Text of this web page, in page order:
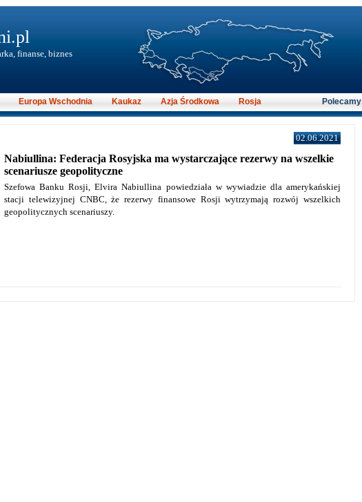
02.06.2021
Nabiullina: Federacja Rosyjska ma wystarczające rezerwy na wszelkie
scenariusze geopolityczne
Szefowa Banku Rosji, Elvira Nabiullina powiedziała w wywiadzie dla amerykańskiej
stacji telewizyjnej CNBC, że rezerwy finansowe Rosji wytrzymają rozwój wszelkich
geopolitycznych scenariuszy.
finanse, biznes
Europa Wschodnia Kaukaz Azja Środkowa Rosja Polecamy